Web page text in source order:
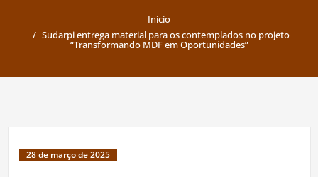
Início
Sudarpi entrega material para os contemplados no projeto
“Transformando MDF em Oportunidades”
28 de março de 2025